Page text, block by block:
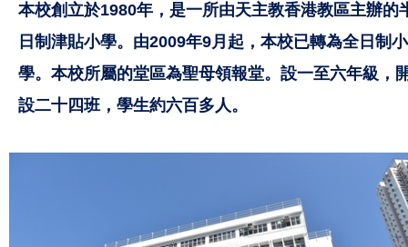
本校創立於1980年，是一所由天主教香港教區主辦的
日制津貼小學。由2009年9月起，本校已轉為全日制小
學。本校所屬的堂區為聖母領報堂。 設一至六年級，
設二十四班，學生約六百多人。